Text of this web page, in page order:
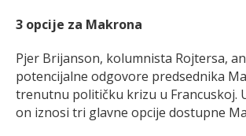
3 opcije za Makrona
Pjer Brijanson, kolumnista Rojtersa,
potencijalne odgovore predsednika
trenutnu političku krizu u Francuskoj.
on iznosi tri glavne opcije dostupne